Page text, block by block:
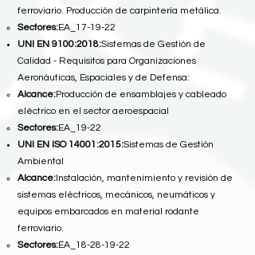
ferroviario. Producción de carpintería metálica.
Sectores:EA_17-19-22
UNI EN 9100:2018:Sistemas de Gestión de
Calidad - Requisitos para Organizaciones
Aeronáuticas, Espaciales y de Defensa:
Alcance:Producción de ensamblajes y cableado
eléctrico en el sector aeroespacial
Sectores:EA_19-22
UNI EN ISO 14001:2015:Sistemas de Gestión
Ambiental
Alcance:Instalación, mantenimiento y revisión de
sistemas eléctricos, mecánicos, neumáticos y
equipos embarcados en material rodante
ferroviario.
Sectores:EA_18-28-19-22